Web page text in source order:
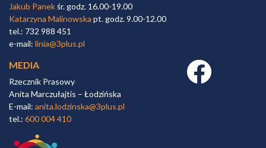
Jakub Panekśr. godz. 16.00-19.00
Katarzyna Malinowska pt. godz. 9.00-12.00
tel.: 732 988 451
e-mail: linia@3plus.pl
MEDIA
Rzecznik Prasowy
Anita Marczułajtis – Łodzińska
E-mail: anita.lodzinska@3plus.pl
tel.: 600 004 410
Facebook link